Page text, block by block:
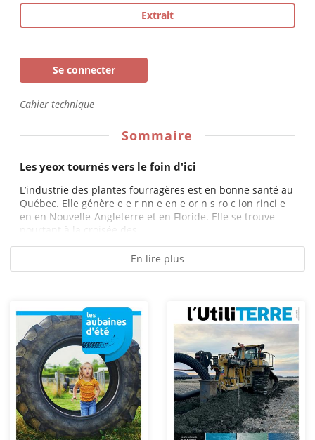
Extrait
Se connecter
Cahier technique
Sommaire
Les yeox tournés vers le foin d'ici
L’industrie des plantes fourragères est en bonne santé au
Québec. Elle génère e e r nn e en e or n s ro c ion rinci e
en en Nouvelle-Angleterre et en Floride. Elle se trouve
pourtant à la croisée des...
En lire plus